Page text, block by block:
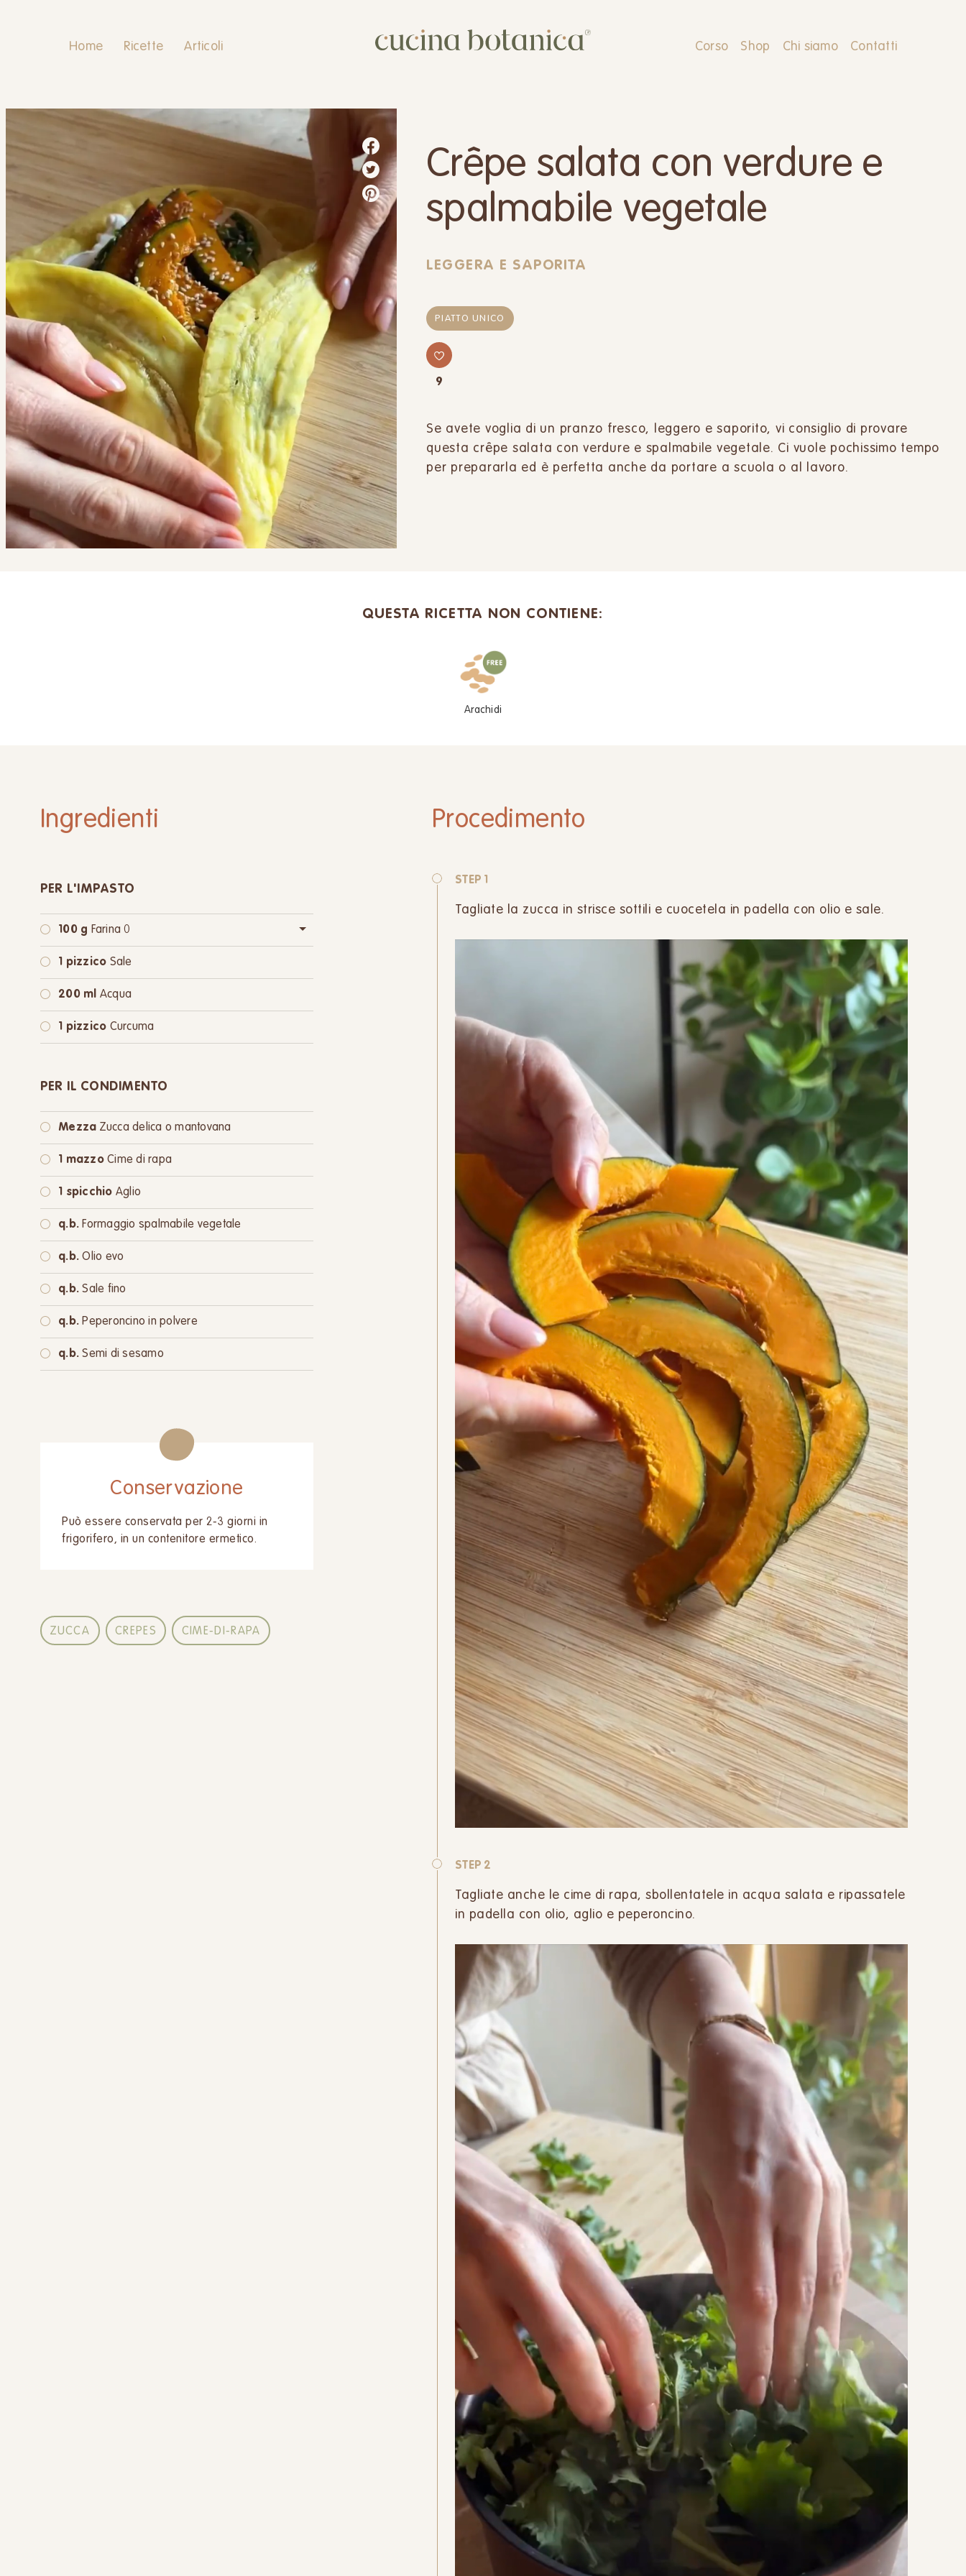
Home Ricette Articoli Corso Shop Chi siamo Contatti
Contatti
Crêpe salata con verdure e
spalmabile vegetale
LEGGERA E SAPORITA
PIATTO UNICO
9
Se avete voglia di un pranzo fresco, leggero e saporito, vi consiglio di provare
questa crêpe salata con verdure e spalmabile vegetale. Ci vuole pochissimo tempo
per prepararla ed è perfetta anche da portare a scuola o al lavoro.
QUESTA RICETTA NON CONTIENE:
Arachidi
Ingredienti
PER L'IMPASTO
100 g Farina 0
oppure:100 gFarina integrale
1 pizzico Sale
200 ml Acqua
1 pizzico Curcuma
PER IL CONDIMENTO
Mezza Zucca delica o mantovana
1 mazzo Cime di rapa
1 spicchio Aglio
q.b. Formaggio spalmabile vegetale
q.b. Olio evo
q.b. Sale fino
q.b. Peperoncino in polvere
q.b. Semi di sesamo
Conservazione
Può essere conservata per 2-3 giorni in
frigorifero, in un contenitore ermetico.
ZUCCA CREPES CIME-DI-RAPA
Procedimento
STEP 1
Tagliate la zucca in strisce sottili e cuocetela in padella con olio e sale.
STEP 2
Tagliate anche le cime di rapa, sbollentatele in acqua salata e ripassatele
in padella con olio, aglio e peperoncino.